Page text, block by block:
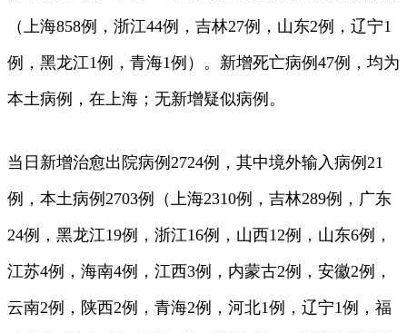
（上海858例，浙江44例，吉林27例，山东2例，辽宁1
例，黑龙江1例，青海1例）。新增死亡病例47例，均为
本土病例，在上海；无新增疑似病例。
当日新增治愈出院病例2724例，其中境外输入病例21
例，本土病例2703例（上海2310例，吉林289例，广东
24例，黑龙江19例，浙江16例，山西12例，山东6例，
江苏4例，海南4例，江西3例，内蒙古2例，安徽2例，
云南2例，陕西2例，青海2例，河北1例，辽宁1例，福